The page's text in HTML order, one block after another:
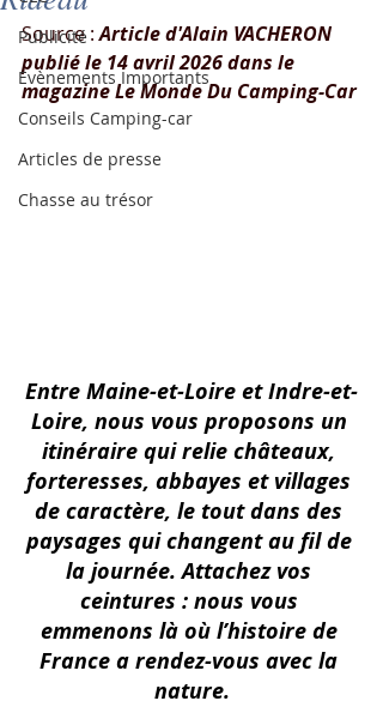
Publicité
Evènements Importants
Conseils Camping-car
Articles de presse
Chasse au trésor
Source : Article d'Alain VACHERON
publié le 14 avril 2026 dans le
magazine Le Monde Du Camping-Car
Entre Maine-et-Loire et Indre-et-
Loire, nous vous proposons un
itinéraire qui relie châteaux,
forteresses, abbayes et villages
de caractère, le tout dans des
paysages qui changent au fil de
la journée. Attachez vos
ceintures : nous vous
emmenons là où l’histoire de
France a rendez-vous avec la
nature.